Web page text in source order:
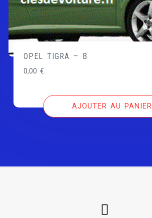
OPEL TIGRA – B
0,00€
AJOUTER AU PANIER